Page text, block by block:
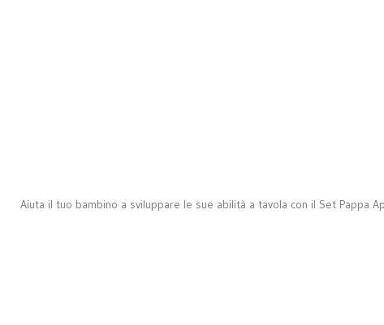
Aiuta il tuo bambino a sviluppare le sue abilità a tavola con il Set Pappa